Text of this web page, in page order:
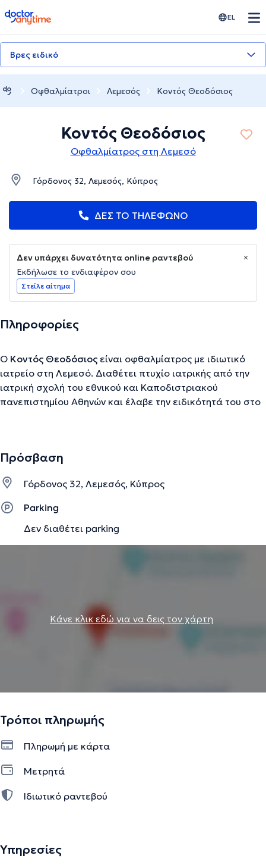
doctoranytime EL
Βρες ειδικό
Οφθαλμίατροι Λεμεσός Κοντός Θεοδόσιος
Κοντός Θεοδόσιος
Οφθαλμίατρος στη Λεμεσό
Γόρδονος 32, Λεμεσός, Κύπρος
ΔΕΣ ΤΟ ΤΗΛΕΦΩΝΟ
Δεν υπάρχει δυνατότητα online ραντεβού
Εκδήλωσε το ενδιαφέρον σου
Στείλε αίτημα
Πληροφορίες
Ο Κοντός Θεοδόσιος είναι οφθαλμίατρος με ιδιωτικό
ιατρείο στη Λεμεσό. Διαθέτει πτυχίο ιατρικής από την
ιατρική σχολή του εθνικού και Καποδιστριακού
πανεπιστημίου Αθηνών και έλαβε την ειδικότητά του στο
μέλος της ελληνικής εταιρείας ενδοφθάλμιων φακών και
του προσφέρει υπηρεσίες όπως ο διαθλαστικός έλεγχος
(μέτρηση μυωπίας, αστιγματισμού κλπ), βυθοσκόπηση και
τονομέτρηση ενώ, διαθέτει ιδιαίτερη εμπειρία σε
παθήσεις όπως, το γλαύκωμα, το χαλάζιο, η ωχρά κηλίδα,
ο στραβισμός και οι οφθαλμολογικές φλεγμονές.
Πρόσβαση
Γόρδονος 32, Λεμεσός, Κύπρος
Parking
Δεν διαθέτει parking
Κάνε κλικ εδώ για να δεις τον χάρτη
Τρόποι πληρωμής
Πληρωμή με κάρτα
Μετρητά
Ιδιωτικό ραντεβού
Υπηρεσίες